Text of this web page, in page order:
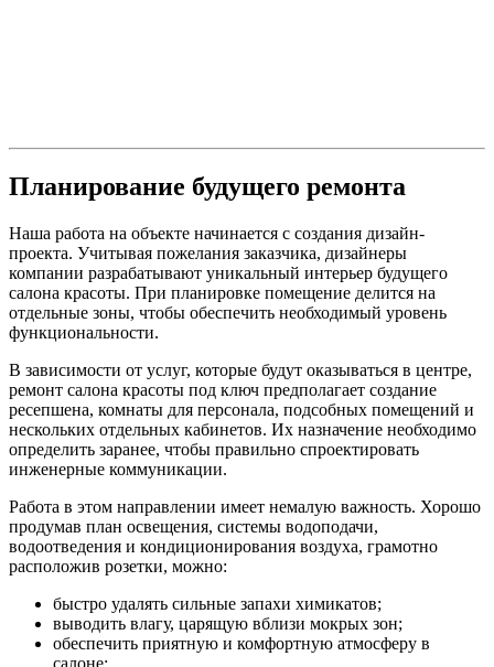
Планирование будущего ремонта
Наша работа на объекте начинается с создания дизайн-
проекта. Учитывая пожелания заказчика, дизайнеры
компании разрабатывают уникальный интерьер будущего
салона красоты. При планировке помещение делится на
отдельные зоны, чтобы обеспечить необходимый уровень
функциональности.
В зависимости от услуг, которые будут оказываться в центре,
ремонт салона красоты под ключ предполагает создание
ресепшена, комнаты для персонала, подсобных помещений и
нескольких отдельных кабинетов. Их назначение необходимо
определить заранее, чтобы правильно спроектировать
инженерные коммуникации.
Работа в этом направлении имеет немалую важность. Хорошо
продумав план освещения, системы водоподачи,
водоотведения и кондиционирования воздуха, грамотно
расположив розетки, можно:
быстро удалять сильные запахи химикатов;
выводить влагу, царящую вблизи мокрых зон;
обеспечить приятную и комфортную атмосферу в
салоне;